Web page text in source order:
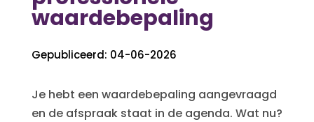
waardebepaling
Gepubliceerd: 04-06-2026
Je hebt een waardebepaling aangevraagd
en de afspraak staat in de agenda. Wat nu?